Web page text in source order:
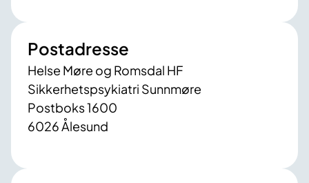
Postadresse
Helse Møre og Romsdal HF
Sikkerhetspsykiatri Sunnmøre
Postboks 1600
6026 Ålesund